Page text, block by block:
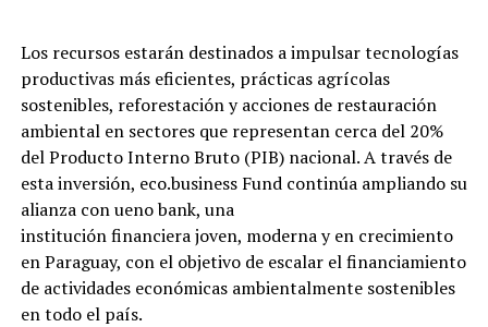
Los recursos estarán destinados a impulsar tecnologías
productivas más eficientes, prácticas agrícolas
sostenibles, reforestación y acciones de restauración
ambiental en sectores que representan cerca del 20%
del Producto Interno Bruto (PIB) nacional. A través de
esta inversión, eco.business Fund continúa ampliando su
alianza con ueno bank, una
institución financiera joven, moderna y en crecimiento
en Paraguay, con el objetivo de escalar el financiamiento
de actividades económicas ambientalmente sostenibles
en todo el país.